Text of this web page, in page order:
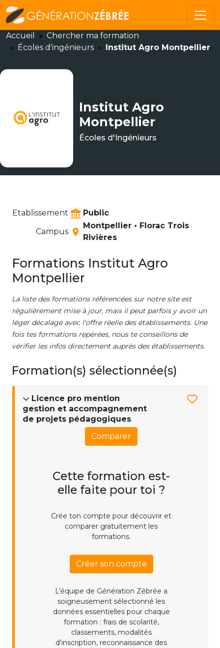
Accueil
Chercher ma formation
Écoles d'ingénieurs
Institut Agro Montpellier
Institut Agro
Montpellier
Écoles d'Ingénieurs
Etablissement
Public
Campus
Montpellier • Florac Trois
Rivières
Formations Institut Agro
Montpellier
La liste des formations référencées sur notre site est
régulièrement mise à jour, mais il peut parfois y avoir un
léger décalage avec l'offre réelle des établissements. Une
fois tes formations repérées, nous te conseillons de
vérifier les infos directement auprès des établissements.
Formation(s) sélectionnée(s)
Licence pro mention
gestion et accompagnement
de projets pédagogiques
Comparer
Cette formation est-
elle faite pour toi ?
Crée ton compte pour découvrir et
comparer gratuitement les
formations.
Créer son compte
L’équipe de Génération Zébrée a
soigneusement sélectionné les
données essentielles pour chaque
formation : frais de scolarité,
classements, modalités
d’inscription, reconnaissance des